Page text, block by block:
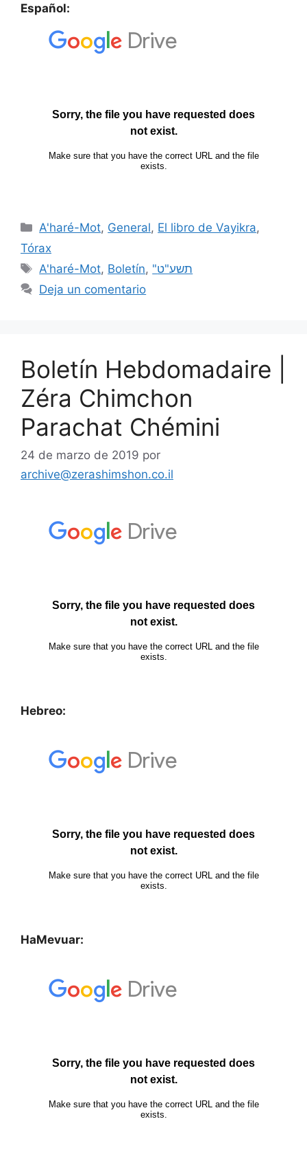
Español:
A'haré-Mot, General, El libro de Vayikra,
Tórax
A'haré-Mot, Boletín,
"תשע"ט
Deja un comentario
Boletín Hebdomadaire |
Zéra Chimchon
Parachat Chémini
24 de marzo de 2019 por
archive@zerashimshon.co.il
Hebreo:
HaMevuar: